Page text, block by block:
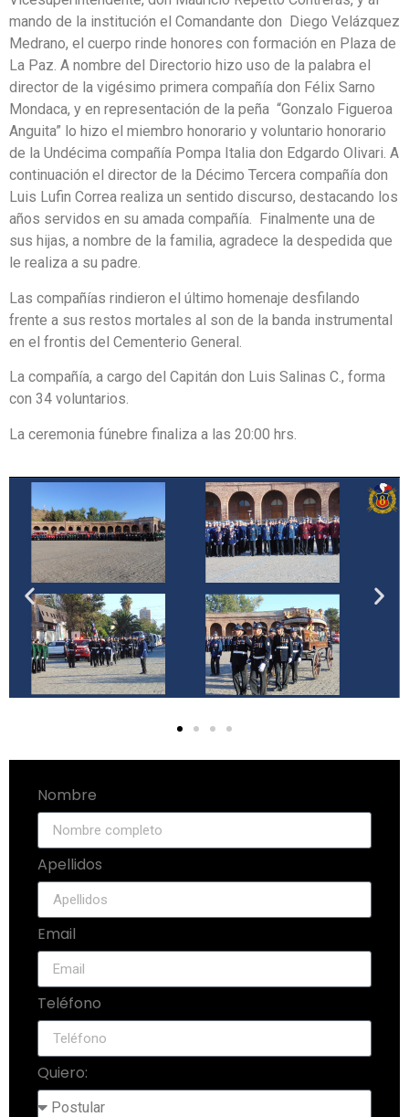
mando de la institución el Comandante don Diego Velázquez
Medrano, el cuerpo rinde honores con formación en Plaza de
La Paz. A nombre del Directorio hizo uso de la palabra el
director de la vigésimo primera compañía don Félix Sarno
Mondaca, y en representación de la peña “Gonzalo Figueroa
Anguita” lo hizo el miembro honorario y voluntario honorario
de la Undécima compañía Pompa Italia don Edgardo Olivari. A
continuación el director de la Décimo Tercera compañía don
Luis Lufin Correa realiza un sentido discurso, destacando los
años servidos en su amada compañía. Finalmente una de
sus hijas, a nombre de la familia, agradece la despedida que
le realiza a su padre.
Las compañías rindieron el último homenaje desfilando
frente a sus restos mortales al son de la banda instrumental
en el frontis del Cementerio General.
La compañía, a cargo del Capitán don Luis Salinas C., forma
con 34 voluntarios.
La ceremonia fúnebre finaliza a las 20:00 hrs.
Nombre
Apellidos
Email
Teléfono
Quiero: